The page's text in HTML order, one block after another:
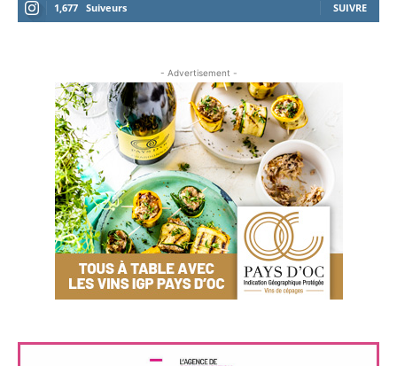
1,677 Suiveurs SUIVRE
- Advertisement -